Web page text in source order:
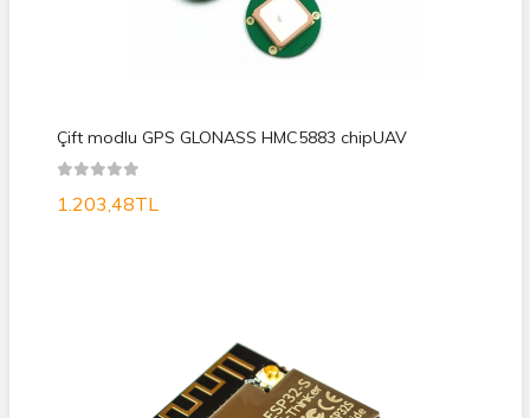
Çift modlu GPS GLONASS HMC5883 chipUAV
1.203,48TL